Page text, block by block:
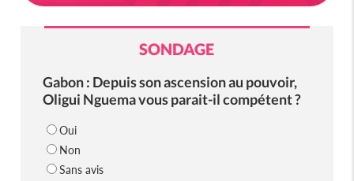
SONDAGE
Gabon : Depuis son ascension au pouvoir,
Oligui Nguema vous parait-il compétent ?
Oui
Non
Sans avis